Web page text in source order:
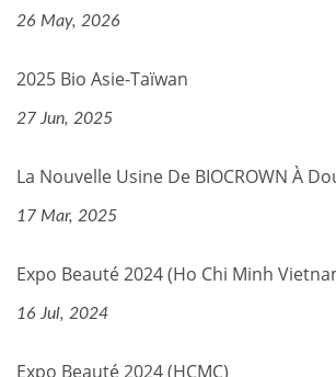
26 May, 2026
2025 Bio Asie-Taïwan
27 Jun, 2025
La Nouvelle Usine De BIOCROWN À
17 Mar, 2025
Expo Beauté 2024 (Ho Chi Minh
16 Jul, 2024
Expo Beauté 2024 (HCMC)